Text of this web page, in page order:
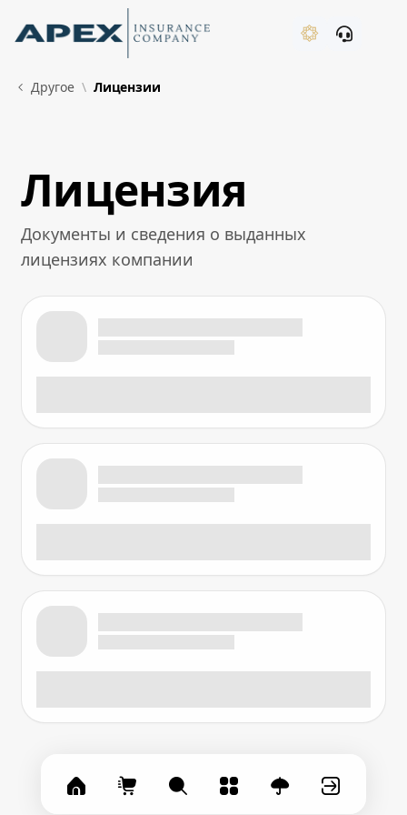
Skip to Main Content
Другое Лицензии
Лицензия
Документы и сведения о выданных
лицензиях компании
Лицензия
New
What's New